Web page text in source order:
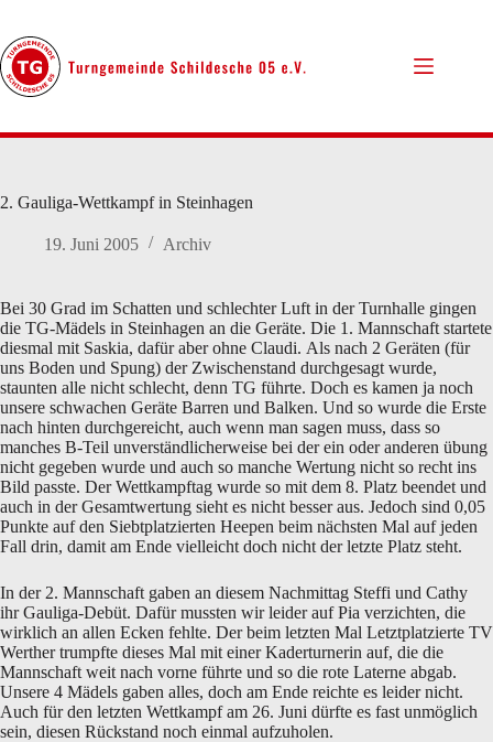
springen
2. Gauliga-Wettkampf in Steinhagen
19. Juni 2005 Archiv
Bei 30 Grad im Schatten und schlechter Luft in der Turnhalle gingen
die TG-Mädels in Steinhagen an die Geräte. Die 1. Mannschaft startete
diesmal mit Saskia, dafür aber ohne Claudi. Als nach 2 Geräten (für
uns Boden und Spung) der Zwischenstand durchgesagt wurde,
staunten alle nicht schlecht, denn TG führte. Doch es kamen ja noch
unsere schwachen Geräte Barren und Balken. Und so wurde die Erste
nach hinten durchgereicht, auch wenn man sagen muss, dass so
manches B-Teil unverständlicherweise bei der ein oder anderen übung
nicht gegeben wurde und auch so manche Wertung nicht so recht ins
Bild passte. Der Wettkampftag wurde so mit dem 8. Platz beendet und
auch in der Gesamtwertung sieht es nicht besser aus. Jedoch sind 0,05
Punkte auf den Siebtplatzierten Heepen beim nächsten Mal auf jeden
Fall drin, damit am Ende vielleicht doch nicht der letzte Platz steht.
In der 2. Mannschaft gaben an diesem Nachmittag Steffi und Cathy
ihr Gauliga-Debüt. Dafür mussten wir leider auf Pia verzichten, die
wirklich an allen Ecken fehlte. Der beim letzten Mal Letztplatzierte TV
Werther trumpfte dieses Mal mit einer Kaderturnerin auf, die die
Mannschaft weit nach vorne führte und so die rote Laterne abgab.
Unsere 4 Mädels gaben alles, doch am Ende reichte es leider nicht.
Auch für den letzten Wettkampf am 26. Juni dürfte es fast unmöglich
sein, diesen Rückstand noch einmal aufzuholen.